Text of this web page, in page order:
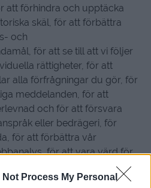
Not Process My Personal
att förhindra och upptäcka
skäl, för att förbättra
och
för att se till att vi följer
rättigheter, för att
alla förfrågningar du gör, för
meddelanden, för att
och för att försvara
eller bedrägeri, för
för att förbättra vår
för att vara värd för
begränsade internationella, i
omstrukturering, för att